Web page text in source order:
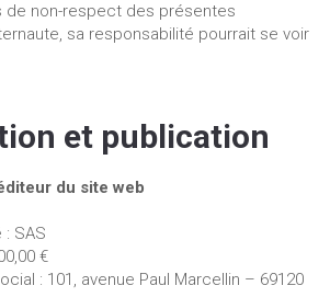
de non-respect des présentes
sa responsabilité pourrait se voir
et publication
du site web
SAS
€
: 101, avenue Paul Marcellin – 69120